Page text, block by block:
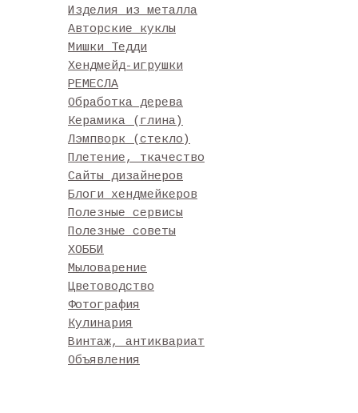
Изделия из металла
Авторские куклы
Мишки Тедди
Хендмейд-игрушки
РЕМЕСЛА
Обработка дерева
Керамика (глина)
Лэмпворк (стекло)
Плетение, ткачество
Сайты дизайнеров
Блоги хендмейкеров
Полезные сервисы
Полезные советы
ХОББИ
Мыловарение
Цветоводство
Фотография
Кулинария
Винтаж, антиквариат
Объявления